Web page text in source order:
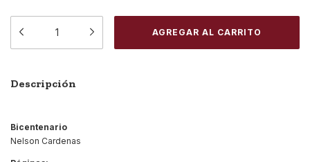
Descripción
Bicentenario
Nelson Cardenas